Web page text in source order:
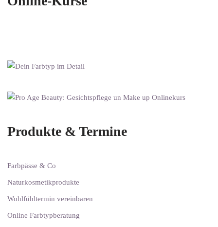
Produkte & Termine
Farbpässe & Co
Naturkosmetikprodukte
Wohlfühltermin vereinbaren
Online Farbtypberatung